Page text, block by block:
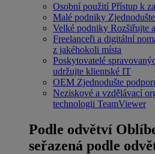
Osobní použití Přístup k
Malé podniky
Velké podniky Rozšiřujte
Freelanceři a digitální
z jakéhokoli místa
Poskytovatelé
udržujte klientské IT
OEM Zjednodušte
Neziskové a vzdělávací
technologii TeamViewer
Podle odvětví
seřazená podle